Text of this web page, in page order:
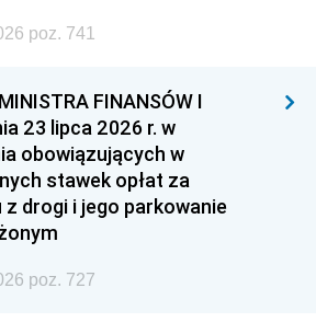
poz. 741
FINANSÓW I
23 lipca 2026 r. w
obowiązujących w
stawek opłat za
drogi i jego parkowanie
poz. 727